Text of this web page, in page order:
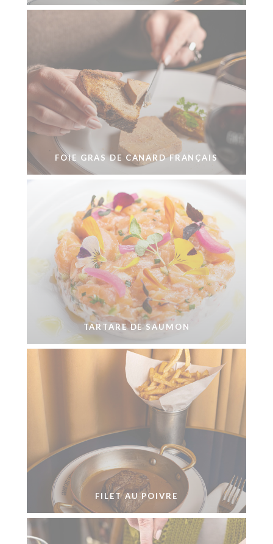
FOIE GRAS DE CANARD FRANÇAIS
TARTARE DE SAUMON
FILET AU POIVRE